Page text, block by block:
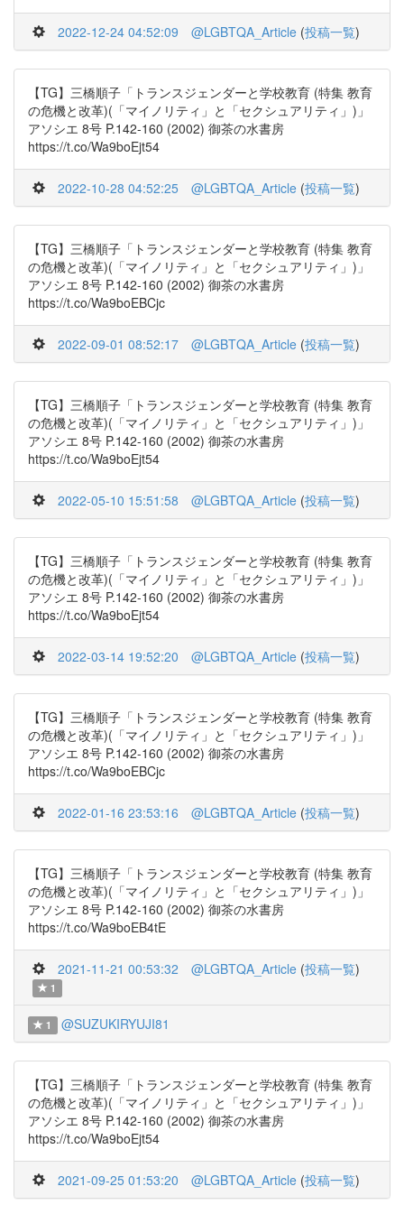
2022-12-24 04:52:09 @LGBTQA_Article (投稿一覧)
【TG】三橋順子「トランスジェンダーと学校教育 (特集 教育
の危機と改革)(「マイノリティ」と「セクシュアリティ」)」
アソシエ 8号 P.142-160 (2002) 御茶の水書房
https://t.co/Wa9boEjt54
2022-10-28 04:52:25 @LGBTQA_Article (投稿一覧)
【TG】三橋順子「トランスジェンダーと学校教育 (特集 教育
の危機と改革)(「マイノリティ」と「セクシュアリティ」)」
アソシエ 8号 P.142-160 (2002) 御茶の水書房
https://t.co/Wa9boEBCjc
2022-09-01 08:52:17 @LGBTQA_Article (投稿一覧)
【TG】三橋順子「トランスジェンダーと学校教育 (特集 教育
の危機と改革)(「マイノリティ」と「セクシュアリティ」)」
アソシエ 8号 P.142-160 (2002) 御茶の水書房
https://t.co/Wa9boEjt54
2022-05-10 15:51:58 @LGBTQA_Article (投稿一覧)
【TG】三橋順子「トランスジェンダーと学校教育 (特集 教育
の危機と改革)(「マイノリティ」と「セクシュアリティ」)」
アソシエ 8号 P.142-160 (2002) 御茶の水書房
https://t.co/Wa9boEjt54
2022-03-14 19:52:20 @LGBTQA_Article (投稿一覧)
【TG】三橋順子「トランスジェンダーと学校教育 (特集 教育
の危機と改革)(「マイノリティ」と「セクシュアリティ」)」
アソシエ 8号 P.142-160 (2002) 御茶の水書房
https://t.co/Wa9boEBCjc
2022-01-16 23:53:16 @LGBTQA_Article (投稿一覧)
【TG】三橋順子「トランスジェンダーと学校教育 (特集 教育
の危機と改革)(「マイノリティ」と「セクシュアリティ」)」
アソシエ 8号 P.142-160 (2002) 御茶の水書房
https://t.co/Wa9boEB4tE
2021-11-21 00:53:32 @LGBTQA_Article (投稿一覧)
1
1 @SUZUKIRYUJI81
【TG】三橋順子「トランスジェンダーと学校教育 (特集 教育
の危機と改革)(「マイノリティ」と「セクシュアリティ」)」
アソシエ 8号 P.142-160 (2002) 御茶の水書房
https://t.co/Wa9boEjt54
2021-09-25 01:53:20 @LGBTQA_Article (投稿一覧)